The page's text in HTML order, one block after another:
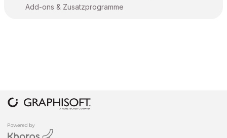
Add-ons & Zusatzprogramme